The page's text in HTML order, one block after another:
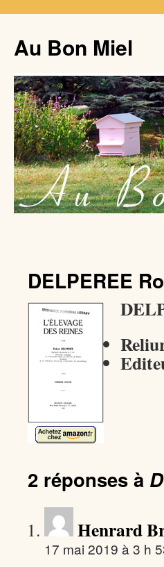
Au Bon Miel
DELPEREE
2 réponses à
Henrard
17 mai 2019 à 3 h